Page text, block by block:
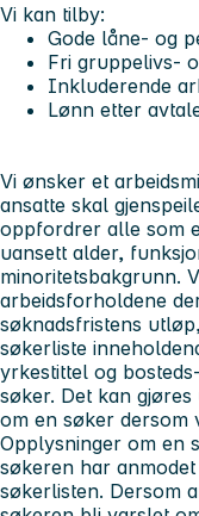
Vi kan tilby:
Gode låne- og
Fri gruppelivs-
Inkluderende
Lønn etter
Vi ønsker et
ansatte skal
oppfordrer alle som
uansett alder,
minoritetsbakgrunn.
arbeidsforholdene
søknadsfristens
søkerliste
yrkestittel og
søker. Det kan
om en søker dersom
Opplysninger om en
søkeren har
søkerlisten. Dersom